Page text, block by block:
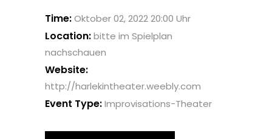
Time:Oktober 02, 2022 20:00 Uhr
Location:bitte im Spielplan
nachschauen
Website:
http://harlekintheater.weebly.com
Event Type:Improvisations-Theater